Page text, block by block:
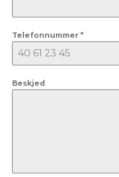
Telefonnummer *
Beskjed